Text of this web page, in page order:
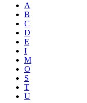
A
B
C
D
E
I
M
O
S
T
U